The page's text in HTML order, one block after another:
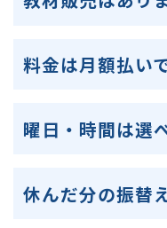
料金は月額払い
曜日・時間は選
休んだ分の振替